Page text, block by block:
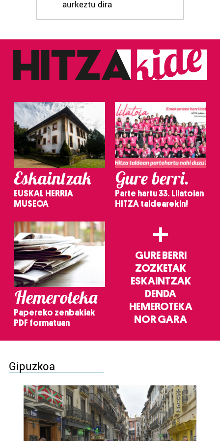
aurkeztu dira
Eskaintzak
EUSKAL HERRIA
MUSEOA
Gure berri.
Parte hartu 33. Lilatoian
HITZA taldearekin!
Hemeroteka
Papereko zenbakiak
PDF formatuan
+
GURE BERRI
ZOZKETAK
ESKAINTZAK
DENDA
HEMEROTEKA
NOR GARA
Gipuzkoa